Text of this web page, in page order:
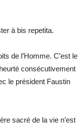
à bis repetita.
de l’Homme. C’est le
consécutivement
le président Faustin
sacré de la vie n’est